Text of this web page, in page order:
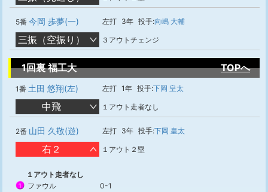
5番 今岡 歩夢(一) 左打 3年 投手:向嶋 大輔
三振（空振り） ３アウトチェンジ
1回裏 福工大 TOPへ
1番 土田 悠翔(左) 左打 1年 投手:下岡 皇太
中飛 １アウト走者なし
2番 山田 久敬(遊) 左打 3年 投手:下岡 皇太
右２ １アウト２塁
１アウト走者なし
1 ファウル 0-1